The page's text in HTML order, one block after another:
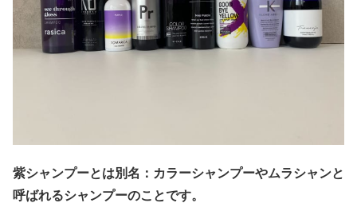
紫シャンプーとは別名：カラーシャンプーやムラシャンと
呼ばれるシャンプーのことです。